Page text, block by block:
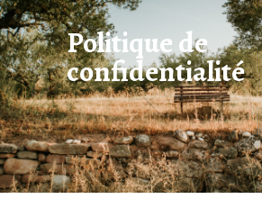
Politique de
confidentialité